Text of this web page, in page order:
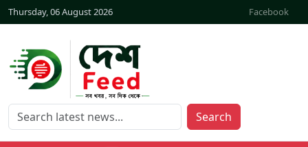
Thursday, 06 August 2026 Facebook
Search